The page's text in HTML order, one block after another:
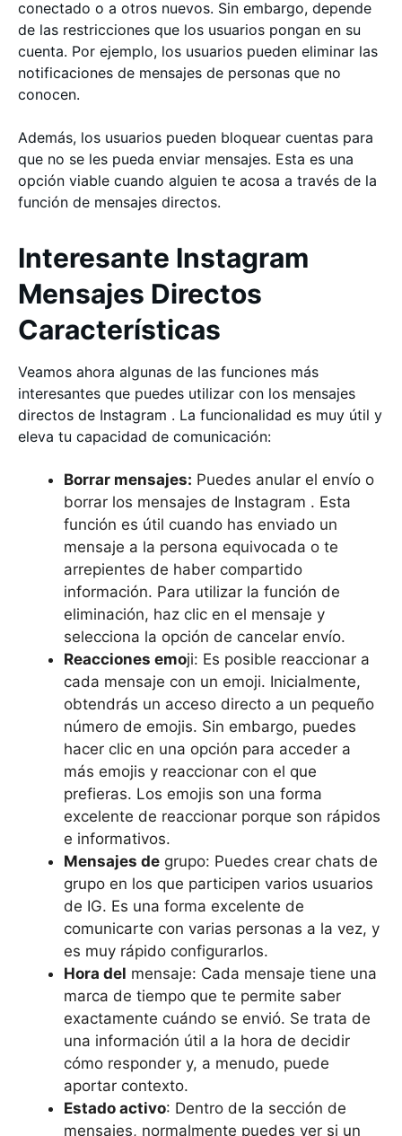
conectado o a otros nuevos. Sin embargo, depende
de las restricciones que los usuarios pongan en su
cuenta. Por ejemplo, los usuarios pueden eliminar las
notificaciones de mensajes de personas que no
conocen.
Además, los usuarios pueden bloquear cuentas para
que no se les pueda enviar mensajes. Esta es una
opción viable cuando alguien te acosa a través de la
función de mensajes directos.
Interesante Instagram
Mensajes Directos
Características
Veamos ahora algunas de las funciones más
interesantes que puedes utilizar con los mensajes
directos de Instagram . La funcionalidad es muy útil y
eleva tu capacidad de comunicación:
Borrar mensajes: Puedes anular el envío o
borrar los mensajes de Instagram . Esta
función es útil cuando has enviado un
mensaje a la persona equivocada o te
arrepientes de haber compartido
información. Para utilizar la función de
eliminación, haz clic en el mensaje y
selecciona la opción de cancelar envío.
Reacciones emoji: Es posible reaccionar a
cada mensaje con un emoji. Inicialmente,
obtendrás un acceso directo a un pequeño
número de emojis. Sin embargo, puedes
hacer clic en una opción para acceder a
más emojis y reaccionar con el que
prefieras. Los emojis son una forma
excelente de reaccionar porque son rápidos
e informativos.
Mensajes de grupo: Puedes crear chats de
grupo en los que participen varios usuarios
de IG. Es una forma excelente de
comunicarte con varias personas a la vez, y
es muy rápido configurarlos.
Hora del mensaje: Cada mensaje tiene una
marca de tiempo que te permite saber
exactamente cuándo se envió. Se trata de
una información útil a la hora de decidir
cómo responder y, a menudo, puede
aportar contexto.
Estado activo: Dentro de la sección de
mensajes, normalmente puedes ver si un